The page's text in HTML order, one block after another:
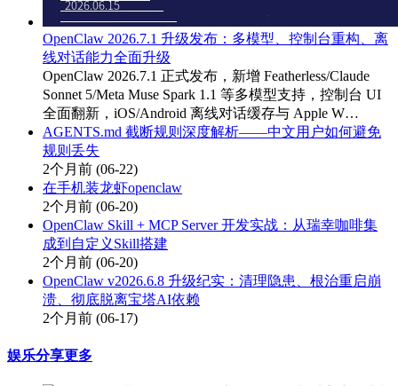
OpenClaw 2026.7.1 升级发布：多模型、控制台重构、离
线对话能力全面升级
OpenClaw 2026.7.1 正式发布，新增 Featherless/Claude
Sonnet 5/Meta Muse Spark 1.1 等多模型支持，控制台 UI
全面翻新，iOS/Android 离线对话缓存与 Apple W…
AGENTS.md 截断规则深度解析——中文用户如何避免
规则丢失
2个月前 (06-22)
在手机装龙虾openclaw
2个月前 (06-20)
OpenClaw Skill + MCP Server 开发实战：从瑞幸咖啡集
成到自定义Skill搭建
2个月前 (06-20)
OpenClaw v2026.6.8 升级纪实：清理隐患、根治重启崩
溃、彻底脱离宝塔AI依赖
2个月前 (06-17)
娱乐分享更多